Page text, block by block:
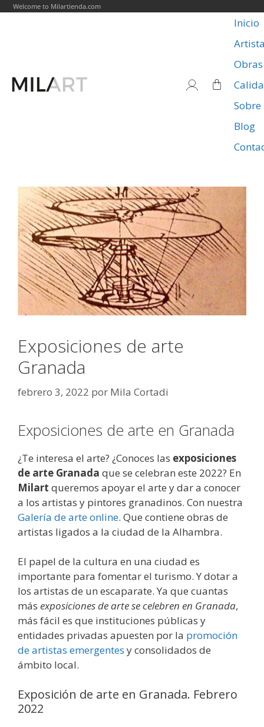
Welcome to Milartienda.com
Inicio
Obras
Blog
Exposiciones de arte
Granada
febrero 3, 2022 por Mila Cortadi
Exposiciones de arte en Granada
¿Te interesa el arte? ¿Conoces las exposiciones
de arte Granada que se celebran este 2022? En
Milart queremos apoyar el arte y dar a conocer
a los artistas y pintores granadinos. Con nuestra
Galería de arte online. Que contiene obras de
artistas ligados a la ciudad de la Alhambra.
El papel de la cultura en una ciudad es
importante para fomentar el turismo. Y dotar a
los artistas de un escaparate. Ya que cuantas
más exposiciones de arte se celebren en Granada,
más fácil es que instituciones públicas y
entidades privadas apuesten por la promoción
de artistas emergentes y consolidados de
ámbito local.
Exposición de arte en Granada. Febrero
2022